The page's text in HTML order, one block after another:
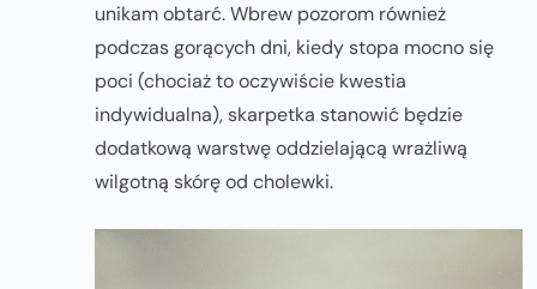
unikam obtarć. Wbrew pozorom również
podczas gorących dni, kiedy stopa mocno się
poci (chociaż to oczywiście kwestia
indywidualna), skarpetka stanowić będzie
dodatkową warstwę oddzielającą wrażliwą
wilgotną skórę od cholewki.